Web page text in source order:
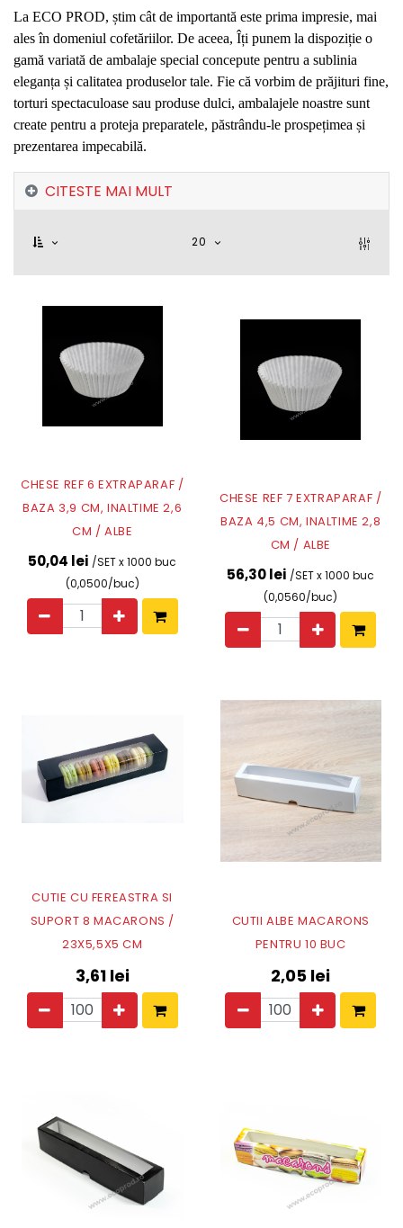
La ECO PROD, știm cât de importantă este prima impresie, mai
ales în domeniul cofetăriilor. De aceea, Îți punem la dispoziție o
gamă variată de ambalaje special concepute pentru a sublinia
eleganța și calitatea produselor tale. Fie că vorbim de prăjituri fine,
torturi spectaculoase sau produse dulci, ambalajele noastre sunt
create pentru a proteja preparatele, păstrându-le prospețimea și
prezentarea impecabilă.
CITESTE MAI MULT
20
CHESE REF 6 EXTRAPARAF /
BAZA 3,9 CM, INALTIME 2,6
CM / ALBE
50,04 lei /SET x 1000 buc
(0,0500/buc)
CHESE REF 7 EXTRAPARAF /
BAZA 4,5 CM, INALTIME 2,8
CM / ALBE
56,30 lei /SET x 1000 buc
(0,0560/buc)
CUTIE CU FEREASTRA SI
SUPORT 8 MACARONS /
23X5,5X5 CM
3,61lei
CUTII ALBE MACARONS
PENTRU 10 BUC
2,05 lei